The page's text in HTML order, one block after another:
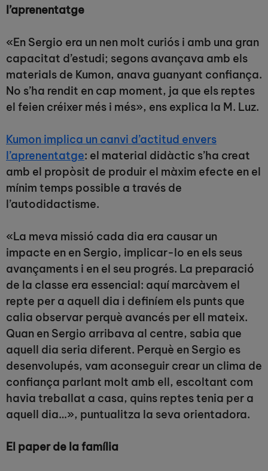
l’aprenentatge
«En Sergio era un nen molt curiós i amb una gran
capacitat d’estudi; segons avançava amb els
materials de Kumon, anava guanyant confiança.
No s’ha rendit en cap moment, ja que els reptes
el feien créixer més i més», ens explica la M. Luz.
Kumon implica un canvi d’actitud envers
l’aprenentatge: el material didàctic s’ha creat
amb el propòsit de produir el màxim efecte en el
mínim temps possible a través de
l’autodidactisme.
«La meva missió cada dia era causar un
impacte en en Sergio, implicar-lo en els seus
avançaments i en el seu progrés. La preparació
de la classe era essencial: aquí marcàvem el
repte per a aquell dia i definíem els punts que
calia observar perquè avancés per ell mateix.
Quan en Sergio arribava al centre, sabia que
aquell dia seria diferent. Perquè en Sergio es
desenvolupés, vam aconseguir crear un clima de
confiança parlant molt amb ell, escoltant com
havia treballat a casa, quins reptes tenia per a
aquell dia…», puntualitza la seva orientadora.
El paper de la família